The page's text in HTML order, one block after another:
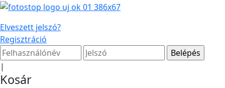
Elveszett jelszó?
Regisztráció
|
Kosár